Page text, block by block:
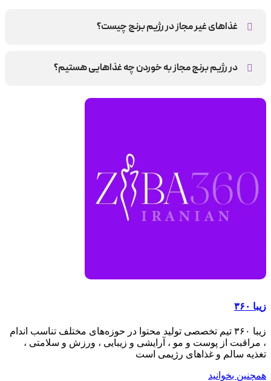
غذاهای غیر مجاز در رژیم برنج چیست؟
ها، انواع دسر و نوشیدنی های شیرین ممنوع است.
در رژیم برنج مجاز به خوردن چه غذاهایی هستیم؟
زیبا ۳۶۰
زیبا ۳۶۰ تیم تخصصی تولید محتوا در حوزه‌های مختلف تناسب اندام
، مراقبت از پوست و مو ، آرایشی و زیبایی ، ورزش و سلامتی ،
تغذیه سالم و غذاهای رژیمی است
همچنین بخوانید